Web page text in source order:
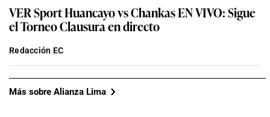
VER Sport Huancayo vs Chankas EN VIVO: Sigue
el Torneo Clausura en directo
Redacción EC
Más sobre Alianza Lima